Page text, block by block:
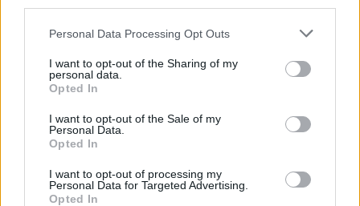
Please note that this website/app uses one or more Google
not limited to your visit or usage behaviour. You may click to
grant or deny consent to Google and its third-party tags to
use your data for below specified purposes in below Google
consent section.
Personal Data Processing Opt Outs
I want to opt-out of the Sharing of my
personal data.
Opted In
I want to opt-out of the Sale of my
Personal Data.
Opted In
I want to opt-out of processing my
Personal Data for Targeted Advertising.
Opted In
προσπάθεια. Το θέμα είναι να σ’ αρέσει. Προσωπικά,
αγαπάω πάρα πολύ αυτό που κάνω, δουλεύω ασταμάτητα
Στόχος μου σε ό,τι κάνω είναι να υπάρχει ένα νόημα,
γίνεται κάτι μόνο για την προσωπική ολοκλήρωση του
καθενός. Θέλω να δημιουργεώ Τέχνη που να κινητοποιεί
ερωτευτούν, να νιώσουν μεγαλύτερη αλληλεγγύη. Αυτό με
ολοκληρώνει: το να νιώθω ότι προσφέρω - όχι να κάνω μια
παράσταση “για την πάρτη μου”» απαντά.